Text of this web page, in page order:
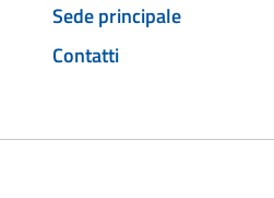
Sede principale
Contatti